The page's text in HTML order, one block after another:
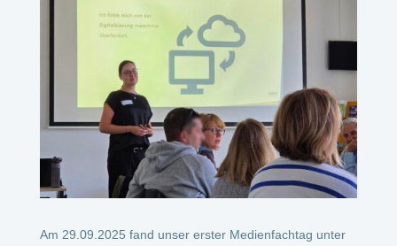
Am 29.09.2025 fand unser erster Medienfachtag unter